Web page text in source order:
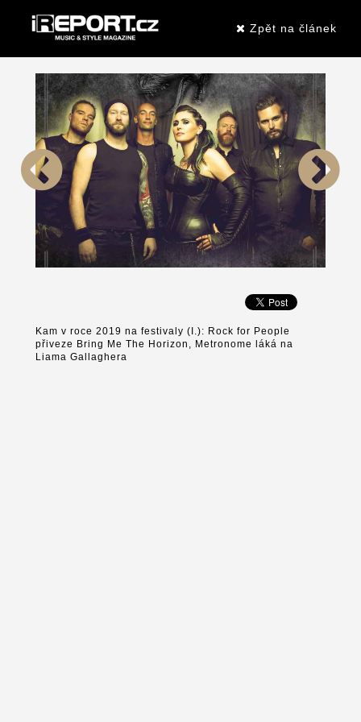
Zpět na článek
Kam v roce 2019 na festivaly (I.): Rock for People
přiveze Bring Me The Horizon, Metronome láká na
Liama Gallaghera